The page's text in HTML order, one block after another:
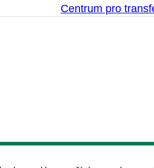
Centrum pro